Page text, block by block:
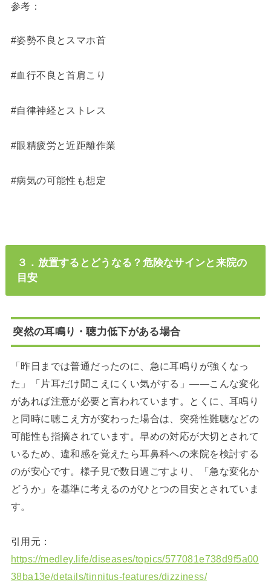
参考：
#姿勢不良とスマホ首
#血行不良と首肩こり
#自律神経とストレス
#眼精疲労と近距離作業
#病気の可能性も想定
３．放置するとどうなる？危険なサインと来院の
目安
突然の耳鳴り・聴力低下がある場合
「昨日までは普通だったのに、急に耳鳴りが強くなっ
た」「片耳だけ聞こえにくい気がする」――こんな変化
があれば注意が必要と言われています。とくに、耳鳴り
と同時に聴こえ方が変わった場合は、突発性難聴などの
可能性も指摘されています。早めの対応が大切とされて
いるため、違和感を覚えたら耳鼻科への来院を検討する
のが安心です。様子見で数日過ごすより、「急な変化か
どうか」を基準に考えるのがひとつの目安とされていま
す。
引用元：
https://medley.life/diseases/topics/577081e738d9f5a00
38ba13e/details/tinnitus-features/dizziness/